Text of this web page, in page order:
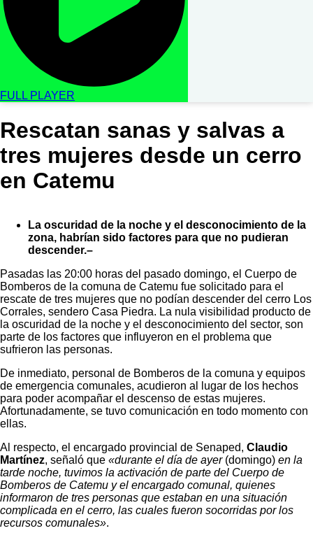
FULL PLAYER
Rescatan sanas y salvas a
tres mujeres desde un cerro
en Catemu
La oscuridad de la noche y el desconocimiento de la
zona, habrían sido factores para que no pudieran
descender.–
Pasadas las 20:00 horas del pasado domingo, el Cuerpo de
Bomberos de la comuna de Catemu fue solicitado para el
rescate de tres mujeres que no podían descender del cerro Los
Corrales, sendero Casa Piedra. La nula visibilidad producto de
la oscuridad de la noche y el desconocimiento del sector, son
parte de los factores que influyeron en el problema que
sufrieron las personas.
De inmediato, personal de Bomberos de la comuna y equipos
de emergencia comunales, acudieron al lugar de los hechos
para poder acompañar el descenso de estas mujeres.
Afortunadamente, se tuvo comunicación en todo momento con
ellas.
Al respecto, el encargado provincial de Senaped, Claudio
Martínez, señaló que «durante el día de ayer(domingo) en la
tarde noche, tuvimos la activación de parte del Cuerpo de
Bomberos de Catemu y el encargado comunal, quienes
informaron de tres personas que estaban en una situación
complicada en el cerro, las cuales fueron socorridas por los
recursos comunales».